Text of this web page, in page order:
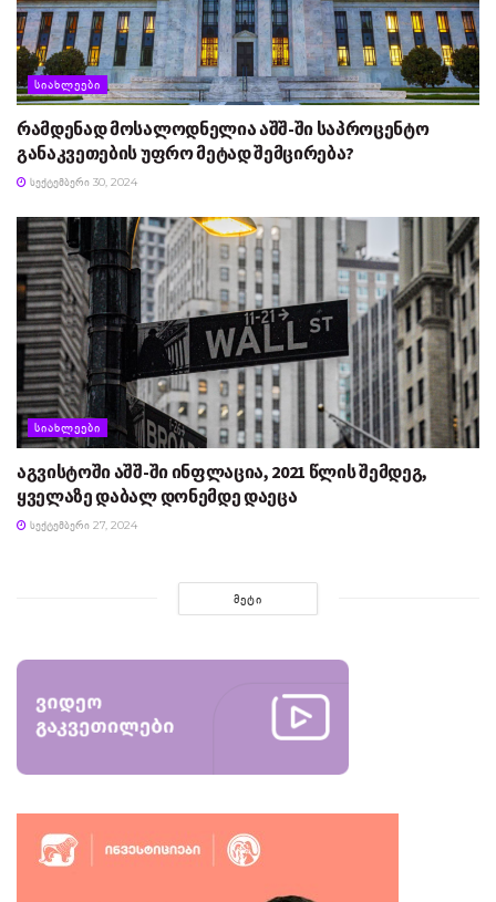
ᲡᲘᲐᲮᲚᲔᲔᲑᲘ
რამდენად მოსალოდნელია აშშ-ში საპროცენტო
განაკვეთების უფრო მეტად შემცირება?
ᲡᲔᲥᲢᲔᲛᲑᲔᲠᲘ 30, 2024
ᲡᲘᲐᲮᲚᲔᲔᲑᲘ
აგვისტოში აშშ-ში ინფლაცია, 2021 წლის შემდეგ,
ყველაზე დაბალ დონემდე დაეცა
ᲡᲔᲥᲢᲔᲛᲑᲔᲠᲘ 27, 2024
ᲛᲔᲢᲘ